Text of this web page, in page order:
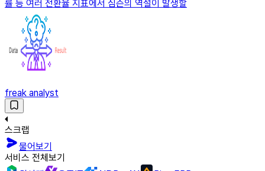
률 등 여러 전환율 지표에서 심슨의 역설이 발생할
freak analyst
스크랩
물어보기
서비스 전체보기